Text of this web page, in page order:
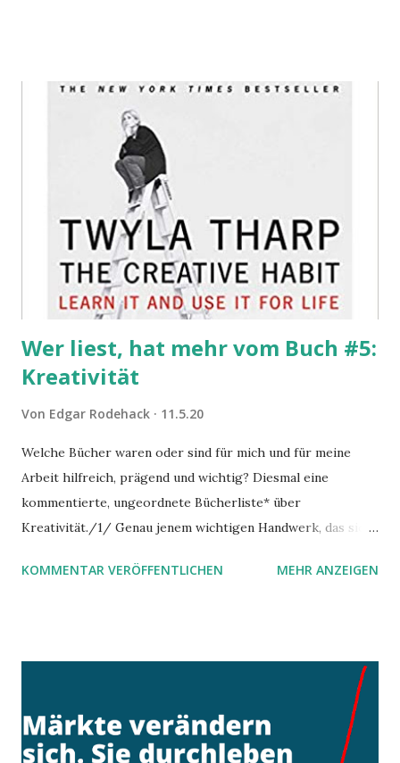
Wer liest, hat mehr vom Buch #5:
Kreativität
Von Edgar Rodehack 11.5.20
Welche Bücher waren oder sind für mich und für meine
Arbeit hilfreich, prägend und wichtig? Diesmal eine
kommentierte, ungeordnete Bücherliste* über
Kreativität./1/ Genau jenem wichtigen Handwerk, das sich
und Arbeits-Vollzugsanstalten seltsamer- und
KOMMENTAR VERÖFFENTLICHEN MEHR ANZEIGEN